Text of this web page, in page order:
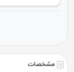
مشخصات